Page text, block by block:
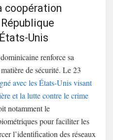
coopération
Unis
renforce sa
de sécurité. Le 23
avec les États-Unis visant
et la lutte contre le crime
notamment le
pour faciliter les
l’identification des réseaux